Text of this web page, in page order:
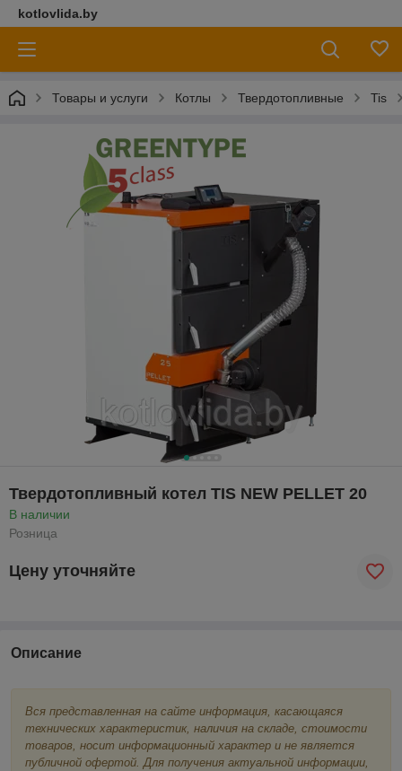
kotlovlida.by
Товары и услуги Котлы Твердотопливные Tis
Твердотопливный котел TIS NEW PELLET 20
В наличии
Розница
Цену уточняйте
Описание
Вся представленная на сайте информация, касающаяся
технических характеристик, наличия на складе, стоимости
товаров, носит информационный характер и не является
публичной офертой. Для получения актуальной информации,